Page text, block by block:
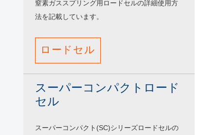
窒素ガススプリング用ロードセルの詳細使用方
法を記載しています。
ロードセル
スーパーコンパクトロード
セル
スーパーコンパクト(SC)シリーズロードセルの